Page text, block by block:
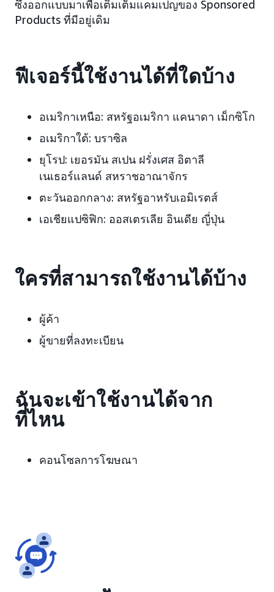
ซึ่งออกแบบมาเพื่อเติมเต็มแคมเปญของ Sponsored
Products ที่มีอยู่เดิม
ฟีเจอร์นี้ใช้งานได้ที่ใดบ้าง
อเมริกาเหนือ: สหรัฐอเมริกา แคนาดา เม็กซิโก
อเมริกาใต้: บราซิล
ยุโรป: เยอรมัน สเปน ฝรั่งเศส อิตาลี
เนเธอร์แลนด์ สหราชอาณาจักร
ตะวันออกกลาง: สหรัฐอาหรับเอมิเรตส์
เอเชียแปซิฟิก: ออสเตรเลีย อินเดีย ญี่ปุ่น
ใครที่สามารถใช้งานได้บ้าง
ผู้ค้า
ผู้ขายที่ลงทะเบียน
ฉันจะเข้าใช้งานได้จาก
ที่ไหน
คอนโซลการโฆษณา